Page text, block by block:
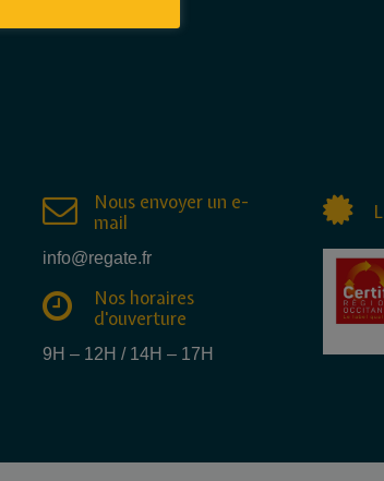
Nous envoyer un e-
mail
info@regate.fr
Nos horaires
d'ouverture
9H – 12H / 14H – 17H